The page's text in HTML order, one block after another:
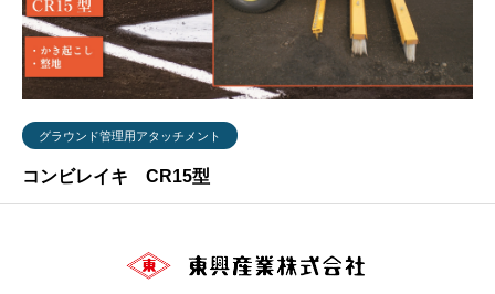
グラウンド管理用アタッチメント
コンビレイキ CR15型